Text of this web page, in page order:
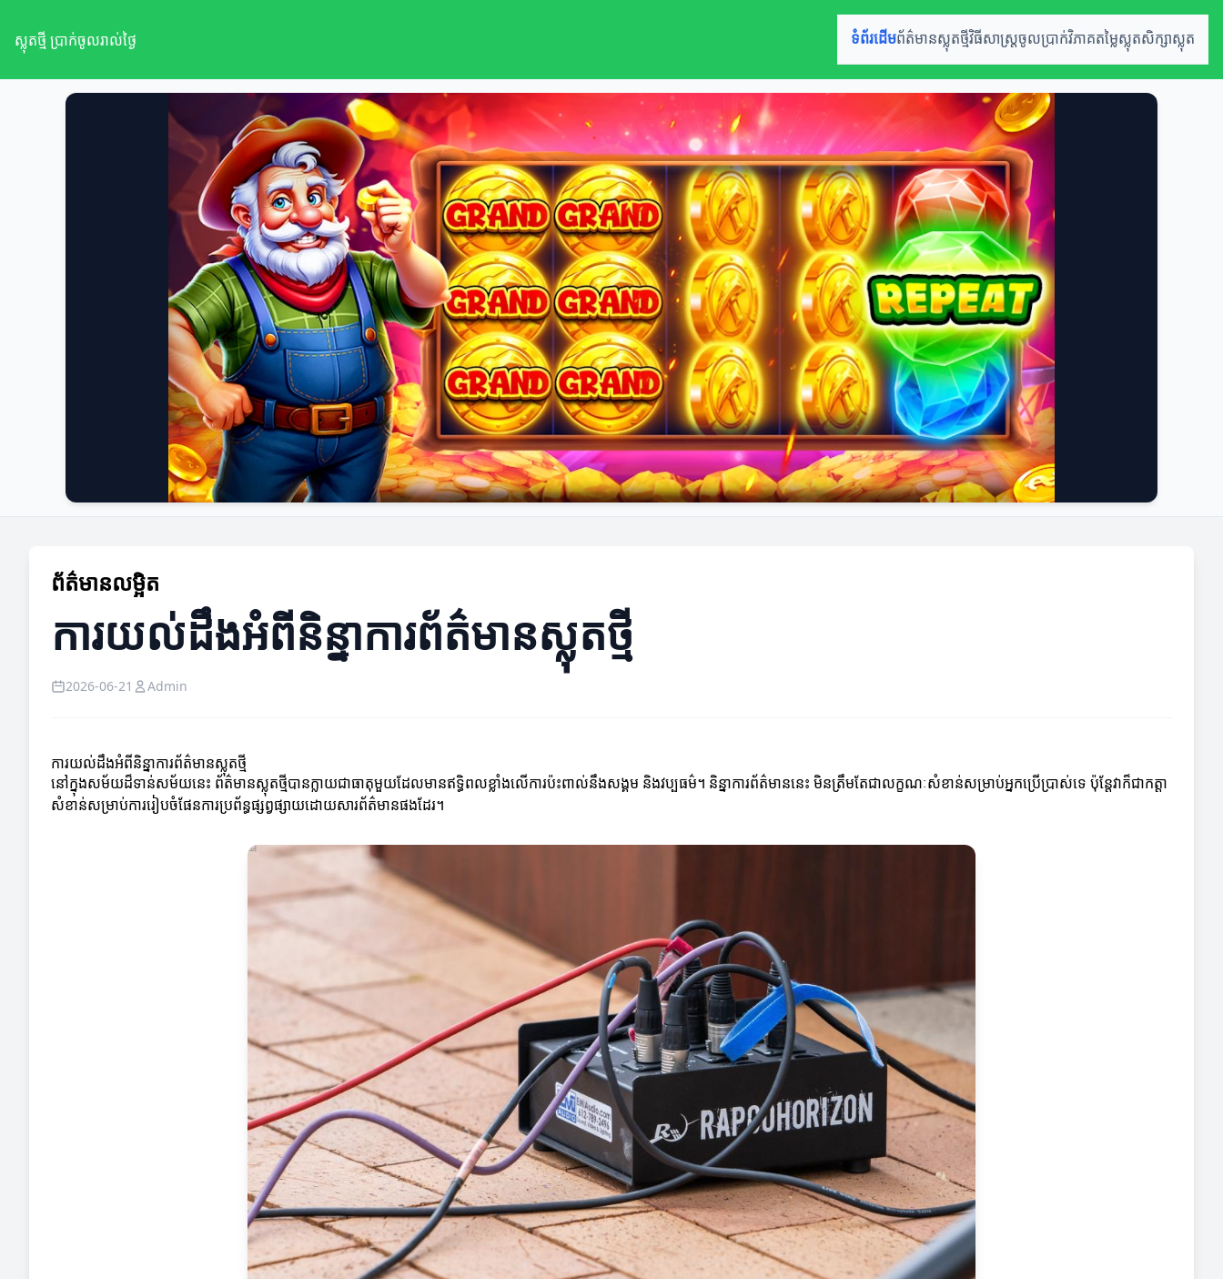
ស្លុតថ្មី ប្រាក់ចូលរាល់ថ្ងៃ ទំព័រដើមព័ត៌មានស្លុតថ្មីវិធីសាស្ត្រចូលប្រាក់វិភាគតម្លៃស្លុតសិក្សាស្លុត
ព័ត៌មានលម្អិត
ការយល់ដឹងអំពីនិន្នាការព័ត៌មានស្លុតថ្មី
2026-06-21 Admin
ការយល់ដឹងអំពីនិន្នាការព័ត៌មានស្លុតថ្មី
នៅក្នុងសម័យដ៏ទាន់សម័យនេះ ព័ត៌មានស្លុតថ្មីបានក្លាយជា​ធាតុមួយដែលមានឥទ្ធិពលខ្លាំងលើការប៉ះពាល់នឹងសង្គម និងវប្បធម៌។ និន្នាការព័ត៌មាននេះ មិនត្រឹមតែជាលក្ខណៈសំខាន់សម្រាប់អ្នកប្រើប្រាស់ទេ ប៉ុន្តែវាក៏ជាកត្តា
សំខាន់សម្រាប់ការរៀបចំផែនការប្រព័ន្ធផ្សព្វផ្សាយដោយសារព័ត៌មានផងដែរ។